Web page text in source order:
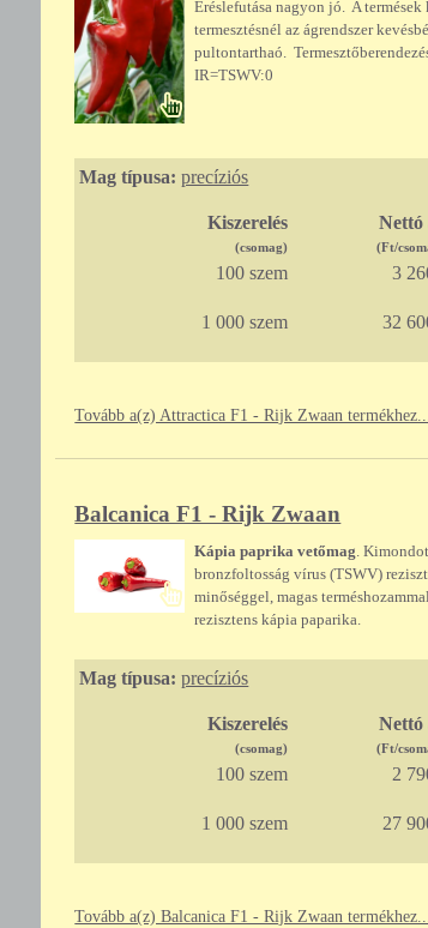
Éréslefutása nagyon jó. A
termesztésnél az ágrendszer
pultontarthaó.
IR=TSWV:0
Mag típusa: precíziós
Kiszerelés
(csomag)
Nettó
(Ft/
100 szem 3
1 000 szem 32
Tovább a(z) Attractica F1 - Rijk Zwaan
Balcanica F1 - Rijk Zwaan
Kápia paprika vetőmag.
bronzfoltosság vírus (TSWV)
minőséggel, magas
rezisztens kápia paparika.
Mag típusa: precíziós
Kiszerelés
(csomag)
Nettó
(Ft/
100 szem 2
1 000 szem 27
Tovább a(z) Balcanica F1 - Rijk Zwaan